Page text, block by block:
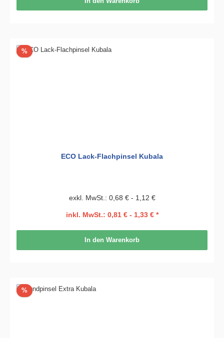
%Rabatt
ECO Lack-Flachpinsel Kubala
exkl. MwSt.: 0,68 € - 1,12 €
inkl. MwSt.: 0,81 € - 1,33 € *
In den Warenkorb
%Rabatt